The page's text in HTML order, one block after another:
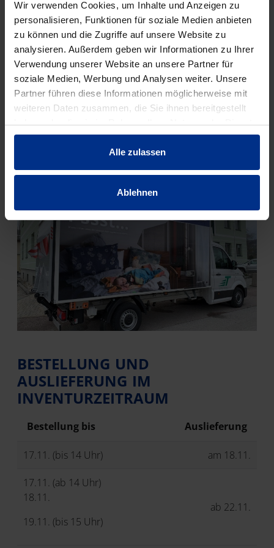
Wir verwenden Cookies, um Inhalte und Anzeigen zu
personalisieren, Funktionen für soziale Medien anbieten
zu können und die Zugriffe auf unsere Website zu
analysieren. Außerdem geben wir Informationen zu Ihrer
Verwendung unserer Website an unsere Partner für
soziale Medien, Werbung und Analysen weiter. Unsere
Partner führen diese Informationen möglicherweise mit
weiteren Daten zusammen, die Sie ihnen bereitgestellt
haben oder die sie im Rahmen Ihrer Nutzung der Dienste
gesammelt haben.
Alle zulassen
Ablehnen
BESTELLUNG UND
AUSLIEFERUNG IM
INVENTURZEITRAUM
Bestellung bis Auslieferung
17.11. (bis 14 Uhr) am 18.11.
17.11. (ab 14 Uhr)
18.11.
19.11. (bis 15 Uhr)
ab 22.11.